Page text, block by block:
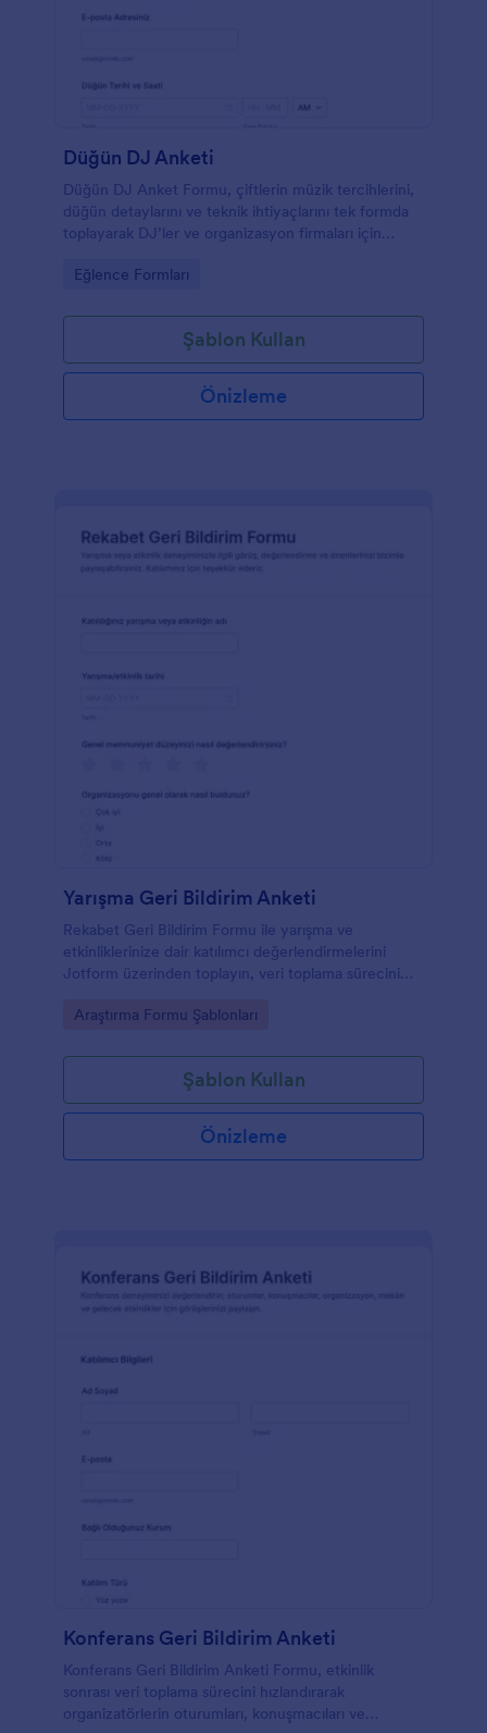
Düğün DJ Anketi
Düğün DJ Anket Formu, çiftlerin müzik tercihlerini,
düğün detaylarını ve teknik ihtiyaçlarını tek formda
toplayarak DJ’ler ve organizasyon firmaları için
Go to Category:
Eğlence Formları
Şablon Kullan
Önizleme
Yarışma Geri Bildirim Anketi
Rekabet Geri Bildirim Formu ile yarışma ve
etkinliklerinize dair katılımcı değerlendirmelerini
Jotform üzerinden toplayın, veri toplama sürecini
Go to Category:
Araştırma Formu Şablonları
Şablon Kullan
Önizleme
Konferans Geri Bildirim Anketi
Konferans Geri Bildirim Anketi Formu, etkinlik
sonrası veri toplama sürecini hızlandırarak
organizatörlerin oturumları, konuşmacıları ve